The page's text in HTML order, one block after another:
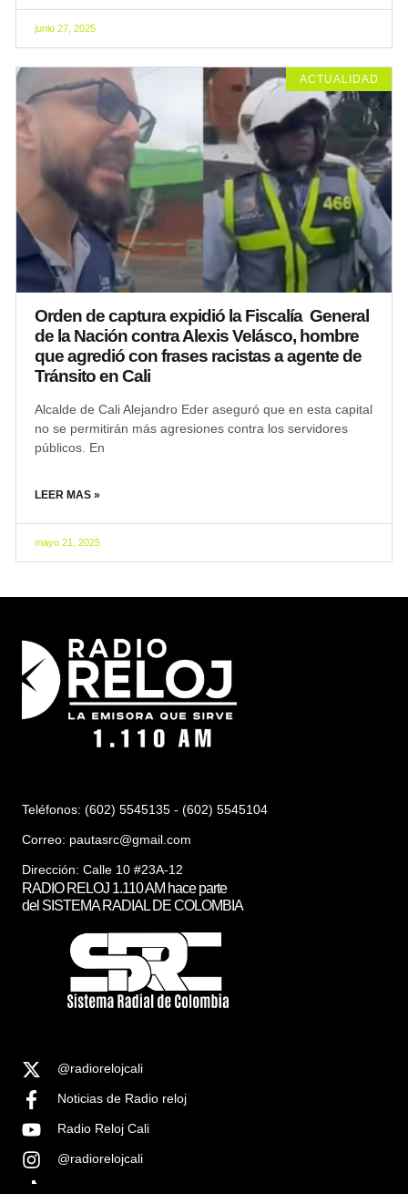
junio 27, 2025
ACTUALIDAD
Orden de captura expidió la Fiscalía General
de la Nación contra Alexis Velásco, hombre
que agredió con frases racistas a agente de
Tránsito en Cali
Alcalde de Cali Alejandro Eder aseguró que en esta capital
no se permitirán más agresiones contra los servidores
públicos. En
LEER MAS »
mayo 21, 2025
Teléfonos: (602) 5545135 - (602) 5545104
Correo: pautasrc@gmail.com
Dirección: Calle 10 #23A-12
RADIO RELOJ 1.110 AM hace parte
del SISTEMA RADIAL DE COLOMBIA
@radiorelojcali
Noticias de Radio reloj
Radio Reloj Cali
@radiorelojcali